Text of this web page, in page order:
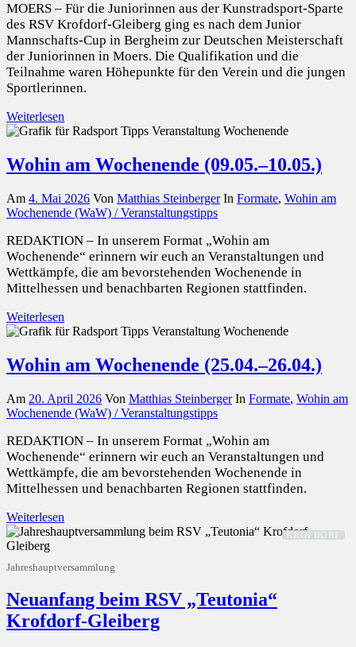
MOERS – Für die Juniorinnen aus der Kunstradsport-Sparte
des RSV Krofdorf-Gleiberg ging es nach dem Junior
Mannschafts-Cup in Bergheim zur Deutschen Meisterschaft
der Juniorinnen in Moers. Die Qualifikation und die
Teilnahme waren Höhepunkte für den Verein und die jungen
Sportlerinnen.
Weiterlesen
Wohin am Wochenende (09.05.–10.05.)
Am 4. Mai 2026 Von Matthias SteinbergerIn Formate, Wohin am
Wochenende (WaW) / Veranstaltungstipps
REDAKTION – In unserem Format „Wohin am
Wochenende“ erinnern wir euch an Veranstaltungen und
Wettkämpfe, die am bevorstehenden Wochenende in
Mittelhessen und benachbarten Regionen stattfinden.
Weiterlesen
Wohin am Wochenende (25.04.–26.04.)
Am 20. April 2026 Von Matthias SteinbergerIn Formate, Wohin am
Wochenende (WaW) / Veranstaltungstipps
REDAKTION – In unserem Format „Wohin am
Wochenende“ erinnern wir euch an Veranstaltungen und
Wettkämpfe, die am bevorstehenden Wochenende in
Mittelhessen und benachbarten Regionen stattfinden.
Weiterlesen
KROFDORF
Jahreshauptversammlung
Neuanfang beim RSV „Teutonia“
Krofdorf-Gleiberg